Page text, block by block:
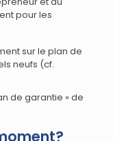
pour les
sur le plan de
neufs (cf.
de garantie » de